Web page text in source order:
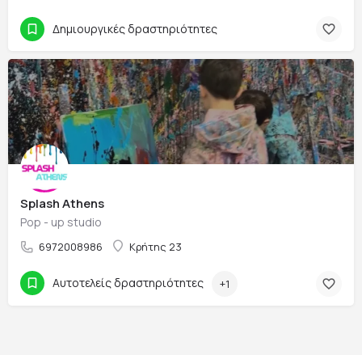
Δημιουργικές δραστηριότητες
Splash Athens
Pop - up studio
6972008986 Κρήτης 23
Αυτοτελείς δραστηριότητες +1